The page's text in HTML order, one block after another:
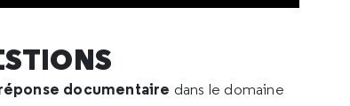
documentaire dans le domaine